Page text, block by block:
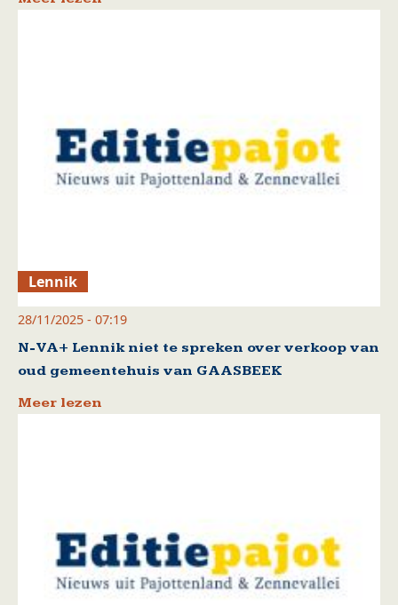
Lennik
28/11/2025 - 07:19
N-VA+ Lennik niet te spreken over verkoop van
oud gemeentehuis van GAASBEEK
Meer lezen